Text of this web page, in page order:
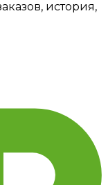
история,